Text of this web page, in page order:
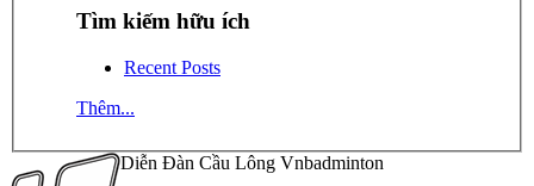
Tìm kiếm hữu ích
Recent Posts
Thêm...
Diễn Đàn Cầu Lông Vnbadminton